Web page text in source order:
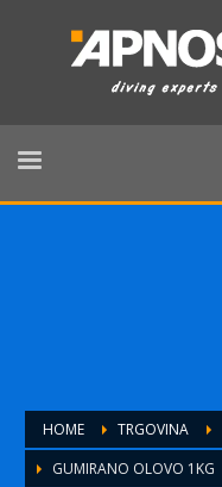
HOME TRGOVINA
GUMIRANO OLOVO 1KG